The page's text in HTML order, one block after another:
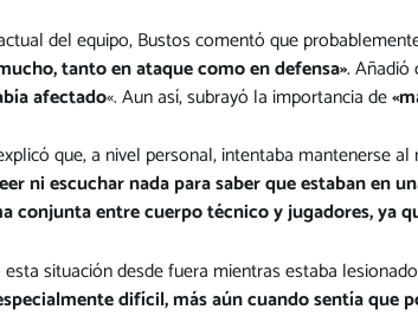
del equipo, Bustos comentó que
tanto en ataque como en defensa». Añadió
afectado«. Aun así, subrayó la importancia de
que, a nivel personal, intentaba mantenerse
ni escuchar nada para saber que estaban en
conjunta entre cuerpo técnico y jugadores, ya
situación desde fuera mientras estaba
difícil, más aún cuando sentía que